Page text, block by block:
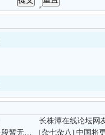
长株潭在线论坛网
长沙过江通道及周边较拥堵 地铁施工路段暂无管制
[杂七杂八]中国将